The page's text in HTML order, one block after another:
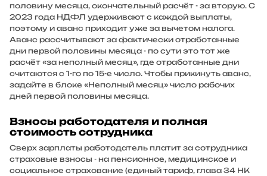
половину месяца, окончательный расчёт - за вторую. С
2023 года НДФЛ удерживают с каждой выплаты,
поэтому и аванс приходит уже за вычетом налога.
Аванс рассчитывают за фактически отработанные
дни первой половины месяца - по сути это тот же
расчёт «за неполный месяц», где отработанные дни
считаются с 1-го по 15-е число. Чтобы прикинуть аванс,
задайте в блоке «Неполный месяц» число рабочих
дней первой половины месяца.
Взносы работодателя и полная
стоимость сотрудника
Сверх зарплаты работодатель платит за сотрудника
страховые взносы - на пенсионное, медицинское и
социальное страхование (единый тариф, глава 34 НК